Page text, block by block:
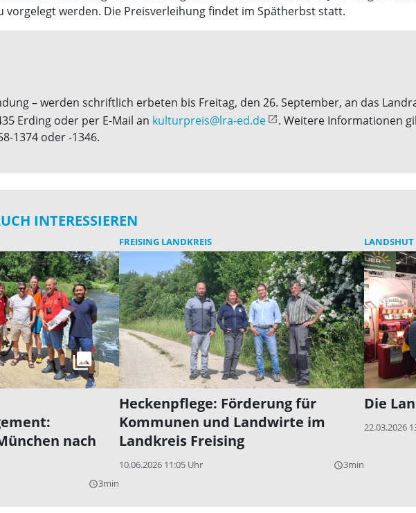
vorgelegt werden. Die Preisverleihung findet im Spätherbst statt.
– werden schriftlich erbeten bis Freitag, den 26. September, an das
Erding oder per E-Mail an kulturpreis@lra-ed.de
. Weitere Informationen
1374 oder -1346.
INTERESSIEREN
nach
query_builder3min
FREISING LANDKREIS
Heckenpflege: Förderung für
Kommunen und Landwirte im
Landkreis Freising
10.06.2026 11:05 Uhr query_builder3min
LANDSHUT
Die
22.03.2026